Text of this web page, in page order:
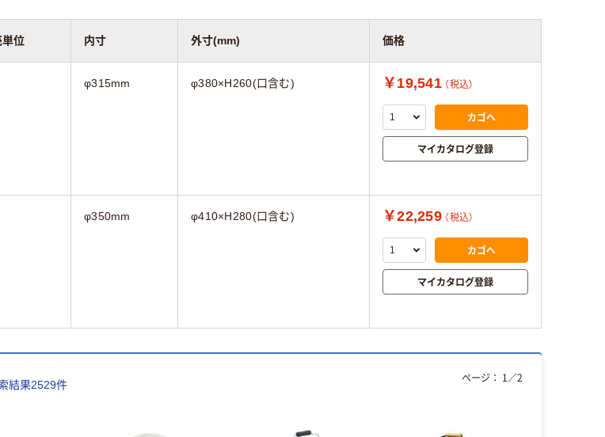
単位 内寸 外寸(mm) 価格
φ315mm φ380×H260(口含む) ￥19,541 （税込）
カゴへ
マイカタログ登録
φ350mm φ410×H280(口含む) ￥22,259 （税込）
カゴへ
マイカタログ登録
結果2529件
ページ： 1 ／2